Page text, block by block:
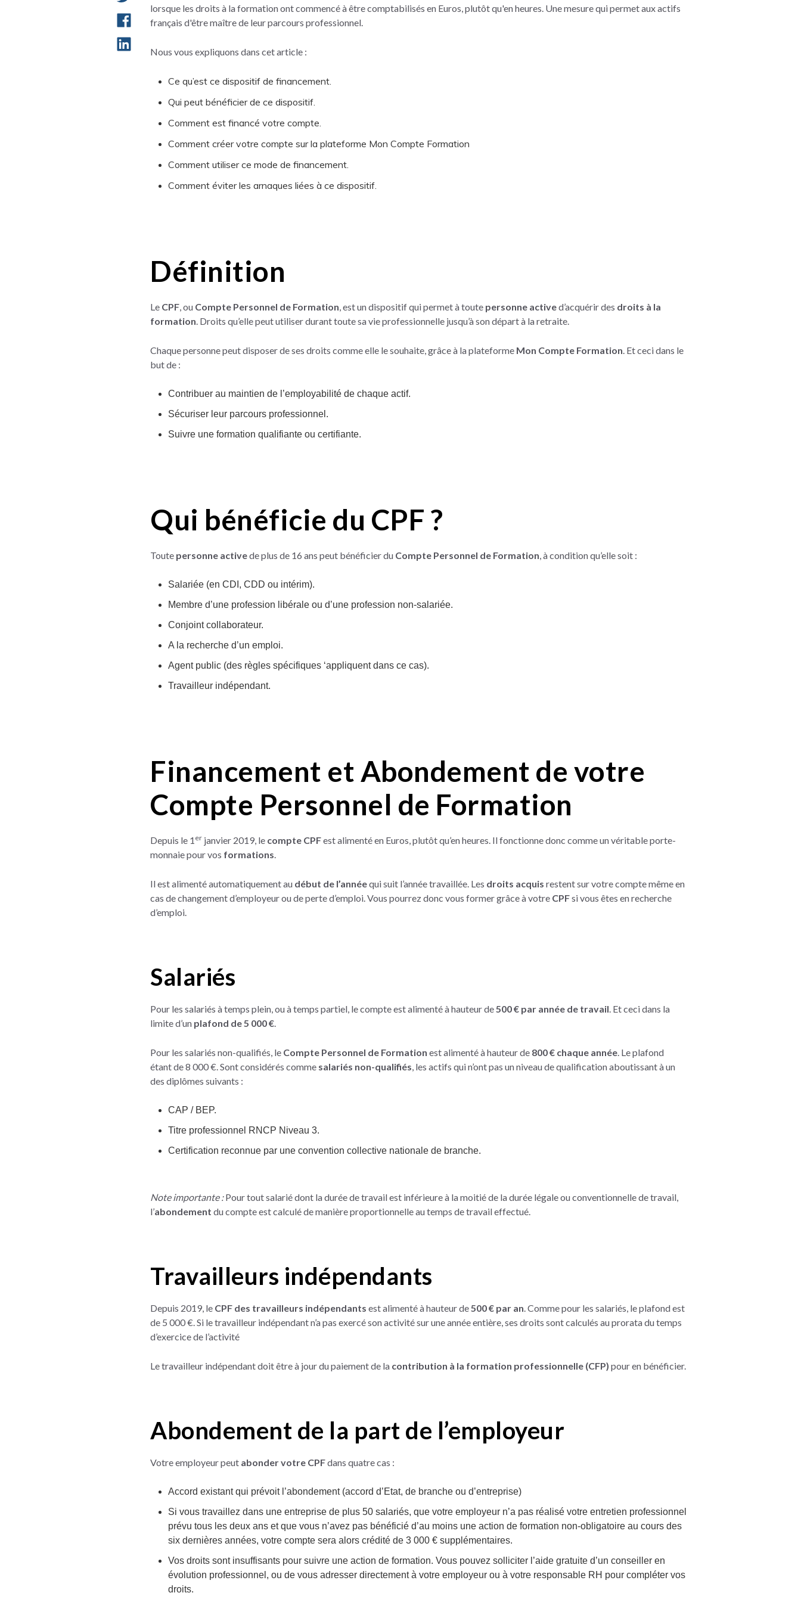
lorsque les droits à la formation ont commencé à être comptabilisés en Euros, plutôt qu'en heures. Une mesure qui permet aux actifs
français d'être maître de leur parcours professionnel.
Nous vous expliquons dans cet article :
Ce qu’est ce dispositif de financement.
Qui peut bénéficier de ce dispositif.
Comment est financé votre compte.
Comment créer votre compte sur la plateforme Mon Compte Formation
Comment utiliser ce mode de financement.
Comment éviter les arnaques liées à ce dispositif.
Définition
Le CPF, ou Compte Personnel de Formation, est un dispositif qui permet à toute personne actived’acquérir des droits à la
formation. Droits qu’elle peut utiliser durant toute sa vie professionnelle jusqu’à son départ à la retraite.
Chaque personne peut disposer de ses droits comme elle le souhaite, grâce à la plateforme Mon Compte Formation. Et ceci dans le
but de :
Contribuer au maintien de l’employabilité de chaque actif.
Sécuriser leur parcours professionnel.
Suivre une formation qualifiante ou certifiante.
Qui bénéficie du CPF ?
Toute personne activede plus de 16 ans peut bénéficier du Compte Personnel de Formation, à condition qu’elle soit :
Salariée (en CDI, CDD ou intérim).
Membre d’une profession libérale ou d’une profession non-salariée.
Conjoint collaborateur.
A la recherche d’un emploi.
Agent public (des règles spécifiques ‘appliquent dans ce cas).
Travailleur indépendant.
Financement et Abondement de votre
Compte Personnel de Formation
Depuis le 1 er janvier 2019, le compte CPFest alimenté en Euros, plutôt qu’en heures. Il fonctionne donc comme un véritable porte-
monnaie pour vos formations.
Il est alimenté automatiquement au début de l’annéequi suit l’année travaillée. Les droits acquis restent sur votre compte même en
cas de changement d’employeur ou de perte d’emploi. Vous pourrez donc vous former grâce à votre CPFsi vous êtes en recherche
d’emploi.
Salariés
Pour les salariés à temps plein, ou à temps partiel, le compte est alimenté à hauteur de500 € par année de travail. Et ceci dans la
limite d’un plafond de 5 000 €.
Pour les salariés non-qualifiés, le Compte Personnel de Formation est alimenté à hauteur de 800 € chaque année. Le plafond
étant de 8 000 €. Sont considérés comme salariés non-qualifiés, les actifs qui n’ont pas un niveau de qualification aboutissant à un
des diplômes suivants :
CAP / BEP.
Titre professionnel RNCP Niveau 3.
Certification reconnue par une convention collective nationale de branche.
Note importante :Pour tout salarié dont la durée de travail est inférieure à la moitié de la durée légale ou conventionnelle de travail,
l’abondement du compte est calculé de manière proportionnelle au temps de travail effectué.
Travailleurs indépendants
Depuis 2019, le CPF des travailleurs indépendants est alimenté à hauteur de500 € par an. Comme pour les salariés, le plafond est
de 5 000 €. Si le travailleur indépendant n’a pas exercé son activité sur une année entière, ses droits sont calculés au prorata du temps
d’exercice de l’activité
Le travailleur indépendant doit être à jour du paiement de la contribution à la formation professionnelle (CFP) pour en bénéficier.
Abondement de la part de l’employeur
Votre employeur peut abonder votre CPFdans quatre cas :
Accord existant qui prévoit l’abondement (accord d’Etat, de branche ou d’entreprise)
Si vous travaillez dans une entreprise de plus 50 salariés, que votre employeur n’a pas réalisé votre entretien professionnel
prévu tous les deux ans et que vous n’avez pas bénéficié d’au moins une action de formation non-obligatoire au cours des
six dernières années, votre compte sera alors crédité de 3 000 € supplémentaires.
Vos droits sont insuffisants pour suivre une action de formation. Vous pouvez solliciter l’aide gratuite d’un conseiller en
évolution professionnel, ou de vous adresser directement à votre employeur ou à votre responsable RH pour compléter vos
droits.